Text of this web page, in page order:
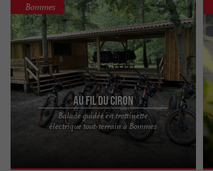
Au Fil du Ciron
Balade guidée en trottinette
électrique tout-terrain à Bommes
Bommes
Les trottinettes tout-terrain font leurs apparitions
au niveau du parc. Sans effort, facile d’utilisation